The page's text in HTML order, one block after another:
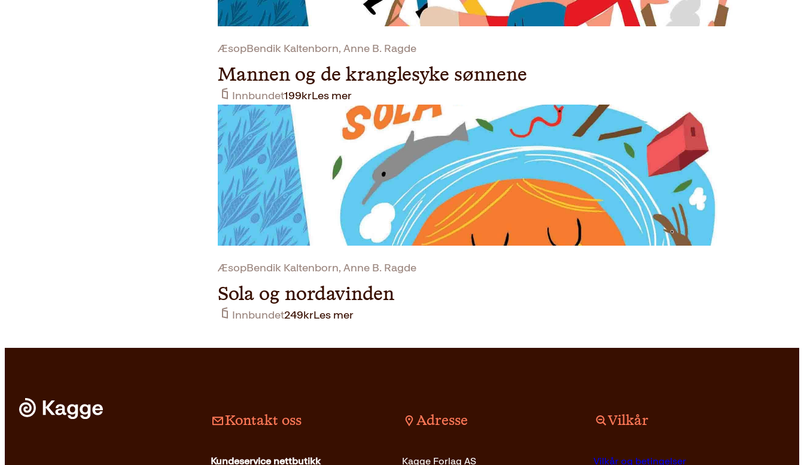
ÆsopBendik Kaltenborn, Anne B. Ragde
Mannen og de kranglesyke sønnene
Innbundet199krLes mer
ÆsopBendik Kaltenborn, Anne B. Ragde
Sola og nordavinden
Innbundet249krLes mer
Kontakt oss
Kundeservice nettbutikk
Adresse
Kagge Forlag AS
Vilkår
Vilkår og betingelser